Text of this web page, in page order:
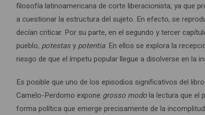
filosofía latinoamericana de corte liberacionista, ya que
a cuestionar la estructura del sujeto. En efecto, se
decían criticar. Por su parte, en el segundo y tercer
pueblo, potestasy potentia. En ellos se explora la
riesgo de que el ímpetu popular llegue a disolverse en la
Es posible que uno de los episodios significativos del
Camelo-Perdomo expone grosso modola lectura que el
forma política que emerge precisamente de la